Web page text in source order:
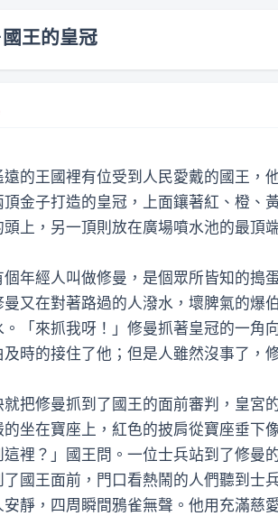
國王的皇冠
王國裡有位受到人民愛戴的國王，他
子打造的皇冠，上面鑲著紅、橙、黃
上，另一頂則放在廣場噴水池的最頂
經人叫做修曼，是個眾所皆知的搗蛋
在對著路過的人潑水，壞脾氣的爆伯
「來抓我呀！」修曼抓著皇冠的一角
時的接住了他；但是人雖然沒事了，
修曼抓到了國王的面前審判，皇宮的
在寶座上，紅色的披肩從寶座垂下像
這裡？」國王問。一位士兵站到了修曼
國王面前，門口看熱鬧的人們聽到士
靜，四周瞬間鴉雀無聲。他用充滿慈